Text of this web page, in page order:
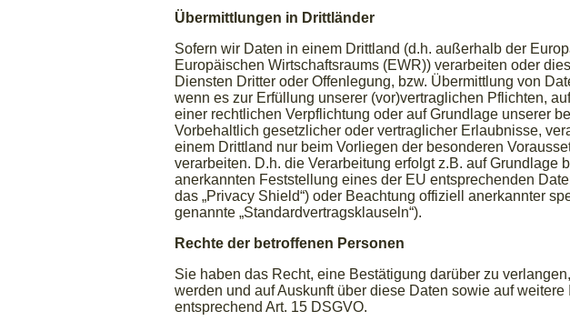
Übermittlungen in Drittländer
Sofern wir Daten in einem Drittland (d.h. außerhalb der
Europäischen Wirtschaftsraums (EWR)) verarbeiten oder
Diensten Dritter oder Offenlegung, bzw. Übermittlung von
wenn es zur Erfüllung unserer (vor)vertraglichen Pflichten,
einer rechtlichen Verpflichtung oder auf Grundlage unserer
Vorbehaltlich gesetzlicher oder vertraglicher Erlaubnisse,
einem Drittland nur beim Vorliegen der besonderen
verarbeiten. D.h. die Verarbeitung erfolgt z.B. auf Grundlage
anerkannten Feststellung eines der EU entsprechenden
das „Privacy Shield“) oder Beachtung offiziell anerkannter
genannte „Standardvertragsklauseln“).
Rechte der betroffenen Personen
Sie haben das Recht, eine Bestätigung darüber zu
werden und auf Auskunft über diese Daten sowie auf
entsprechend Art. 15 DSGVO.